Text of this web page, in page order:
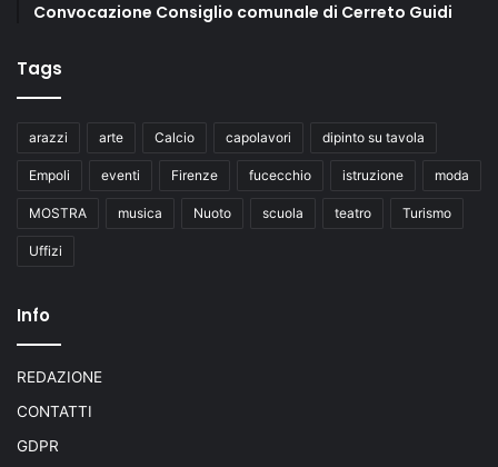
Convocazione Consiglio comunale di Cerreto Guidi
Tags
arazzi arte Calcio capolavori dipinto su tavola
Empoli eventi Firenze fucecchio istruzione moda
MOSTRA musica Nuoto scuola teatro Turismo
Uffizi
Info
REDAZIONE
CONTATTI
GDPR